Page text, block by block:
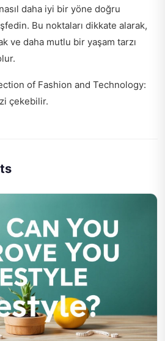
daha iyi bir yöne doğru
Bu noktaları dikkate alarak,
ve daha mutlu bir yaşam tarzı
of Fashion and Technology:
çekebilir.